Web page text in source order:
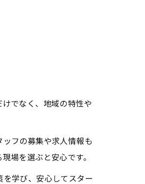
でなく、地域の特性や
フの募集や求人情報も
場を選ぶと安心です。
学び、安心してスター